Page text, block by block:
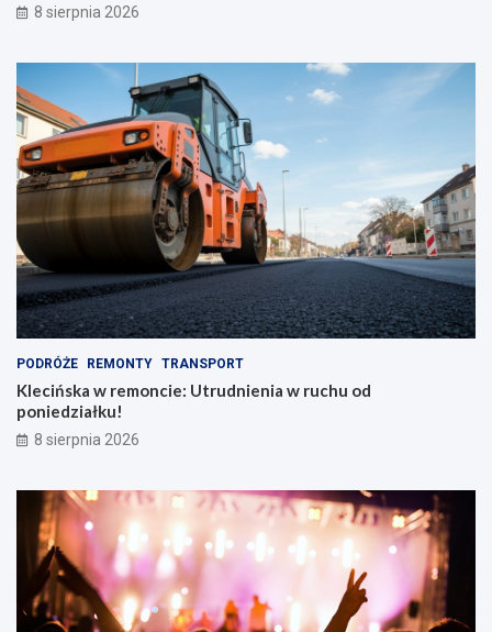
8 sierpnia 2026
PODRÓŻE REMONTY TRANSPORT
Klecińska w remoncie: Utrudnienia w ruchu od
poniedziałku!
8 sierpnia 2026